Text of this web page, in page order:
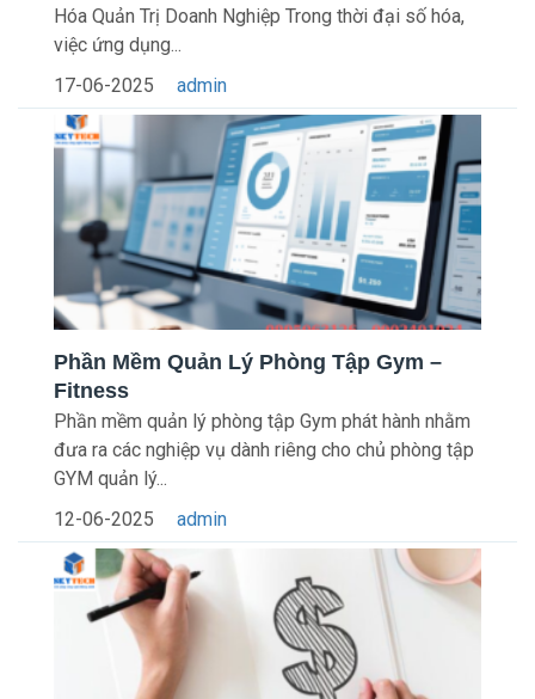
Hóa Quản Trị Doanh Nghiệp Trong thời đại số hóa,
việc ứng dụng...
17-06-2025
admin
Phần Mềm Quản Lý Phòng Tập Gym –
Fitness
Phần mềm quản lý phòng tập Gym phát hành nhằm
đưa ra các nghiệp vụ dành riêng cho chủ phòng tập
GYM quản lý...
12-06-2025
admin